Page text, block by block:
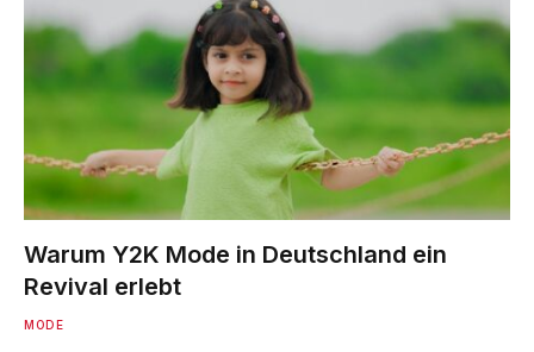
Warum Y2K Mode in Deutschland ein
Revival erlebt
MODE